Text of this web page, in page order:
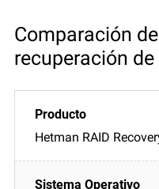
Comparación
recuperación de
Hetman RAID